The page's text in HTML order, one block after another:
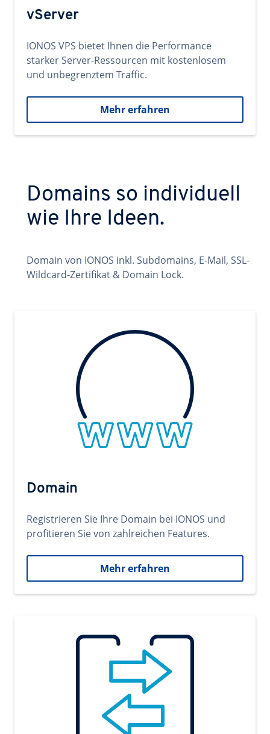
vServer
IONOS VPS bietet Ihnen die Performance
starker Server-Ressourcen mit kostenlosem
und unbegrenztem Traffic.
Mehr erfahren
Domains so individuell
wie Ihre Ideen.
Domain von IONOS inkl. Subdomains, E-Mail, SSL-
Wildcard-Zertifikat & Domain Lock.
Domain
Registrieren Sie Ihre Domain bei IONOS und
profitieren Sie von zahlreichen Features.
Mehr erfahren